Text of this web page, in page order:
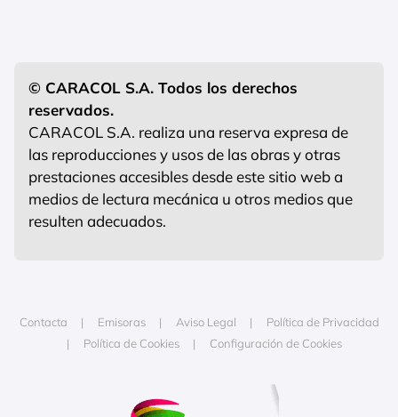
© CARACOL S.A. Todos los derechos
reservados.
CARACOL S.A. realiza una reserva expresa de
las reproducciones y usos de las obras y otras
prestaciones accesibles desde este sitio web a
medios de lectura mecánica u otros medios que
resulten adecuados.
Contacta Emisoras Aviso Legal
Política de Privacidad
Política de Cookies
Configuración de Cookies